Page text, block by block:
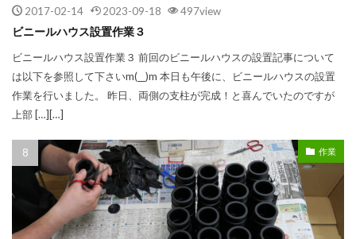
2017-02-14 2023-09-18 497view
ビニールハウス設置作業３
ビニールハウス設置作業３ 前回のビニールハウスの設置記事について
は以下を参照して下さいm(__)m 本日も午後に、ビニールハウスの設置
作業を行いました。 昨日、両側の支柱が完成！と喜んでいたのですが
上部 […][…]
作業